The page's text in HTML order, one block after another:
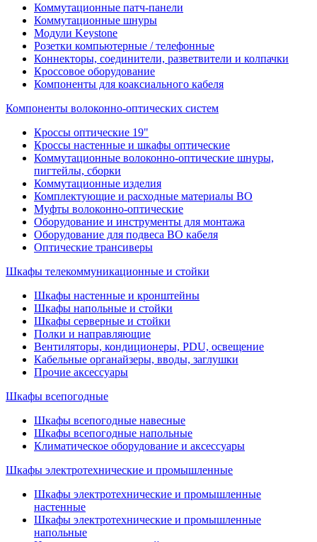
Коммутационные патч-панели
Коммутационные шнуры
Модули Keystone
Розетки компьютерные / телефонные
Коннекторы, соединители, разветвители и колпачки
Кроссовое оборудование
Компоненты для коаксиального кабеля
Компоненты волоконно-оптических систем
Кроссы оптические 19"
Кроссы настенные и шкафы оптические
Коммутационные волоконно-оптические шнуры,
пигтейлы, сборки
Коммутационные изделия
Комплектующие и расходные материалы ВО
Муфты волоконно-оптические
Оборудование и инструменты для монтажа
Оборудование для подвеса ВО кабеля
Оптические трансиверы
Шкафы телекоммуникационные и стойки
Шкафы настенные и кронштейны
Шкафы напольные и стойки
Шкафы серверные и стойки
Полки и направляющие
Вентиляторы, кондиционеры, PDU, освещение
Кабельные органайзеры, вводы, заглушки
Прочие аксеcсуары
Шкафы всепогодные
Шкафы всепогодные навесные
Шкафы всепогодные напольные
Климатическое оборудование и аксессуары
Шкафы электротехнические и промышленные
Шкафы электротехнические и промышленные
настенные
Шкафы электротехнические и промышленные
напольные